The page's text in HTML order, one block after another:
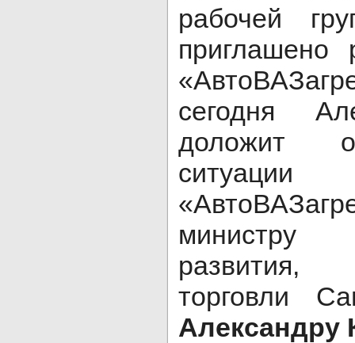
рабочей
приглашено
сегодня
доложит
министру
торговли
Александру